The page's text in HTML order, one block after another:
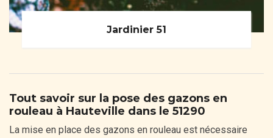
Jardinier 51
Tout savoir sur la pose des gazons en
rouleau à Hauteville dans le 51290
La mise en place des gazons en rouleau est nécessaire